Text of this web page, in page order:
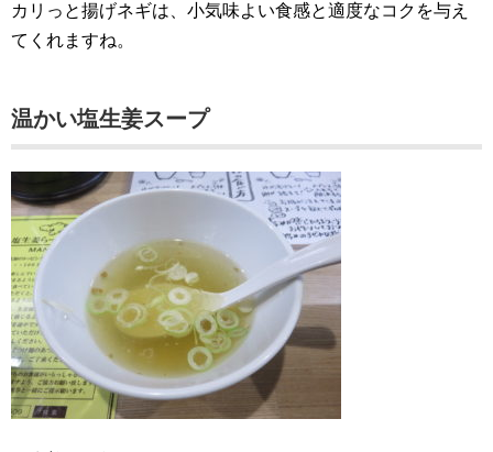
カリっと揚げネギは、小気味よい食感と適度なコクを与え
てくれますね。
温かい塩生姜スープ